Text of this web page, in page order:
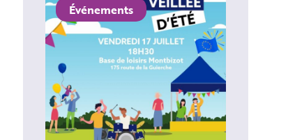
Événements